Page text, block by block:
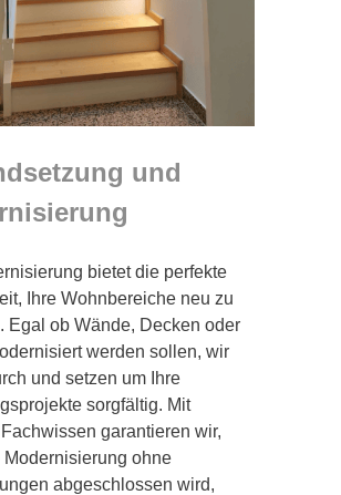
und
bietet die perfekte
Ihre Wohnbereiche neu zu
Egal ob Wände, Decken oder
werden sollen, wir
und setzen um Ihre
sorgfältig. Mit
garantieren wir,
Modernisierung ohne
abgeschlossen wird,